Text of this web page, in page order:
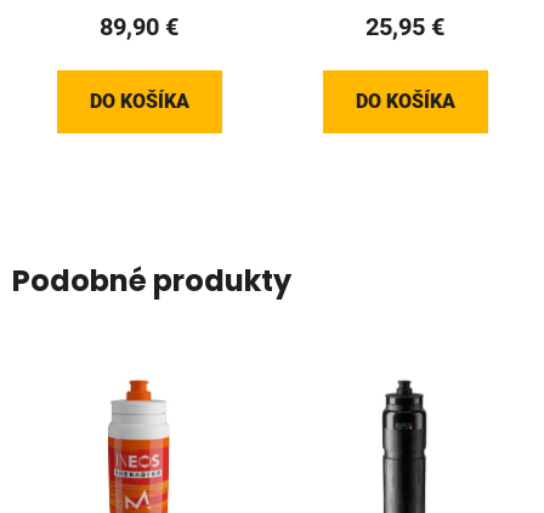
89,90 €
DO KOŠÍKA
25,95 €
DO KOŠÍKA
Podobné produkty